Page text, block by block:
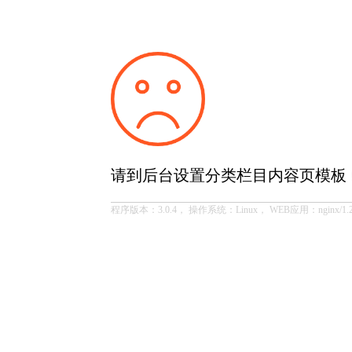
请到后台设置分类栏目内容页模板
程序版本：3.0.4， 操作系统：Linux， WEB应用：nginx/